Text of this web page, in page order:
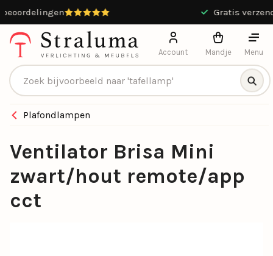
9.4 / 10 uit 13551 beoordelingen
Producten zoeken
Account Mandje Menu
Plafondlampen
Ventilator Brisa Mini
zwart/hout remote/app
cct